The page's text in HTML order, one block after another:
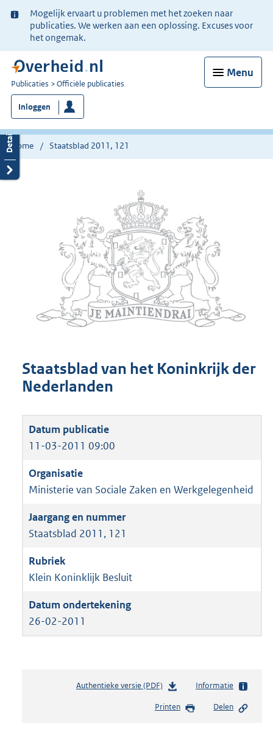
Ter
informatie:
Mogelijk ervaart u problemen met het zoeken naar
publicaties. We werken aan een oplossing. Excuses voor
het ongemak.
Menu
U
bent
nu
hier:
Publicaties Officiële publicaties
Inloggen
Home Staatsblad 2011, 121
Staatsblad van het Koninkrijk der
Nederlanden
11-03-2011 09:00
Ministerie van Sociale Zaken en Werkgelegenheid
Staatsblad 2011, 121
Klein Koninklijk Besluit
26-02-2011
Authentieke versie (PDF)b
s
Informatie
Printen Delen